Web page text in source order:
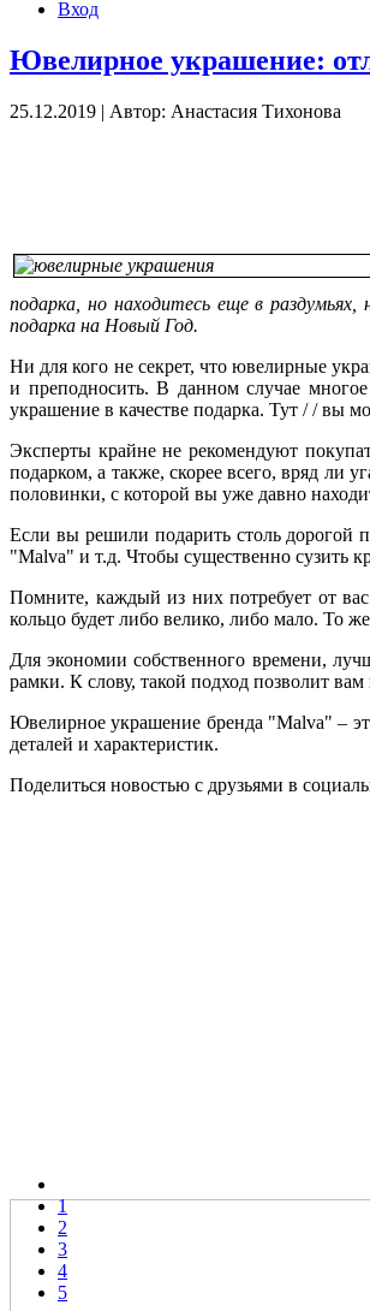
Вход
Ювелирное украшение:
25.12.2019 | Автор: Анастасия Тихонова
подарка, но находитесь еще в
подарка на Новый Год.
Ни для кого не секрет, что ювелирные
и преподносить. В данном случае
украшение в качестве подарка. Тут / / вы
Эксперты крайне не рекомендуют
подарком, а также, скорее всего, вряд ли
половинки, с которой вы уже давно
Если вы решили подарить столь дорогой
"Malva" и т.д. Чтобы существенно сузить
Помните, каждый из них потребует от
кольцо будет либо велико, либо мало. То
Для экономии собственного времени,
рамки. К слову, такой подход позволит
Ювелирное украшение бренда "Malva" –
деталей и характеристик.
Поделиться новостью с друзьями в
1
2
3
4
5